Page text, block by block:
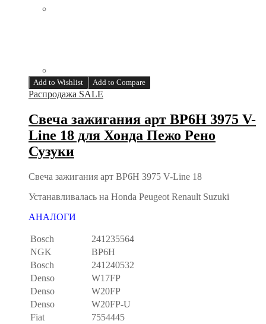
Add to Wishlist Add to Compare
Распродажа SALE
Свеча зажигания арт BP6H 3975 V-
Line 18 для Хонда Пежо Рено
Сузуки
Свеча зажигания арт BP6H 3975 V-Line 18
Устанавливалась на Honda Peugeot Renault Suzuki
АНАЛОГИ
Bosch
241235564
NGK
BP6H
Bosch
241240532
Denso
W17FP
Denso
W20FP
Denso
W20FP-U
Fiat
7554445